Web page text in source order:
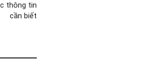
thông tin
cần biết